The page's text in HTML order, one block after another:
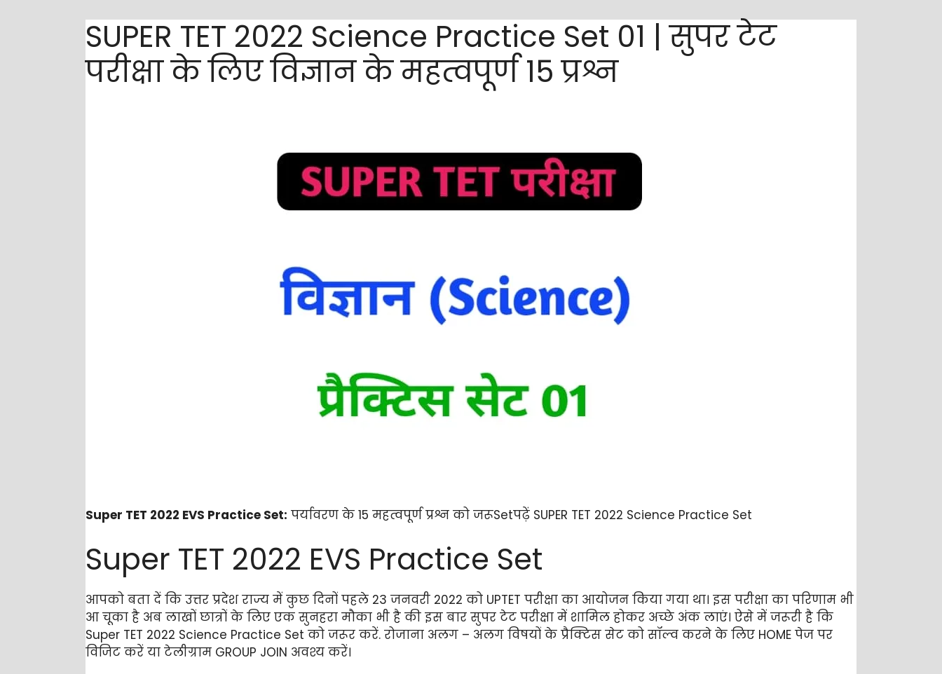
SUPER TET 2022 Science Practice Set 01 | सुपर टेट
परीक्षा के लिए विज्ञान के महत्वपूर्ण 15 प्रश्न
Super TET 2022 EVS Practice Set: पर्यावरण के 15 महत्वपूर्ण प्रश्न को जरूSetपढ़ें SUPER TET 2022 Science Practice Set
Super TET 2022 EVS Practice Set
आपको बता दें कि उत्तर प्रदेश राज्य में कुछ दिनों पहले 23 जनवरी 2022 को UPTET परीक्षा का आयोजन किया गया था। इस परीक्षा का परिणाम भी
आ चूका है अब लाखों छात्रों के लिए एक सुनहरा मौका भी है की इस बार सुपर टेट परीक्षा में शामिल होकर अच्छे अंक लाएं। ऐसे में जरूरी है कि
Super TET 2022 Science Practice Set को जरूर करें. रोजाना अलग – अलग विषयों के प्रैक्टिस सेट को सॉल्व करने के लिए HOME पेज पर
विजिट करें या टेलीग्राम GROUP JOIN अवश्य करें।